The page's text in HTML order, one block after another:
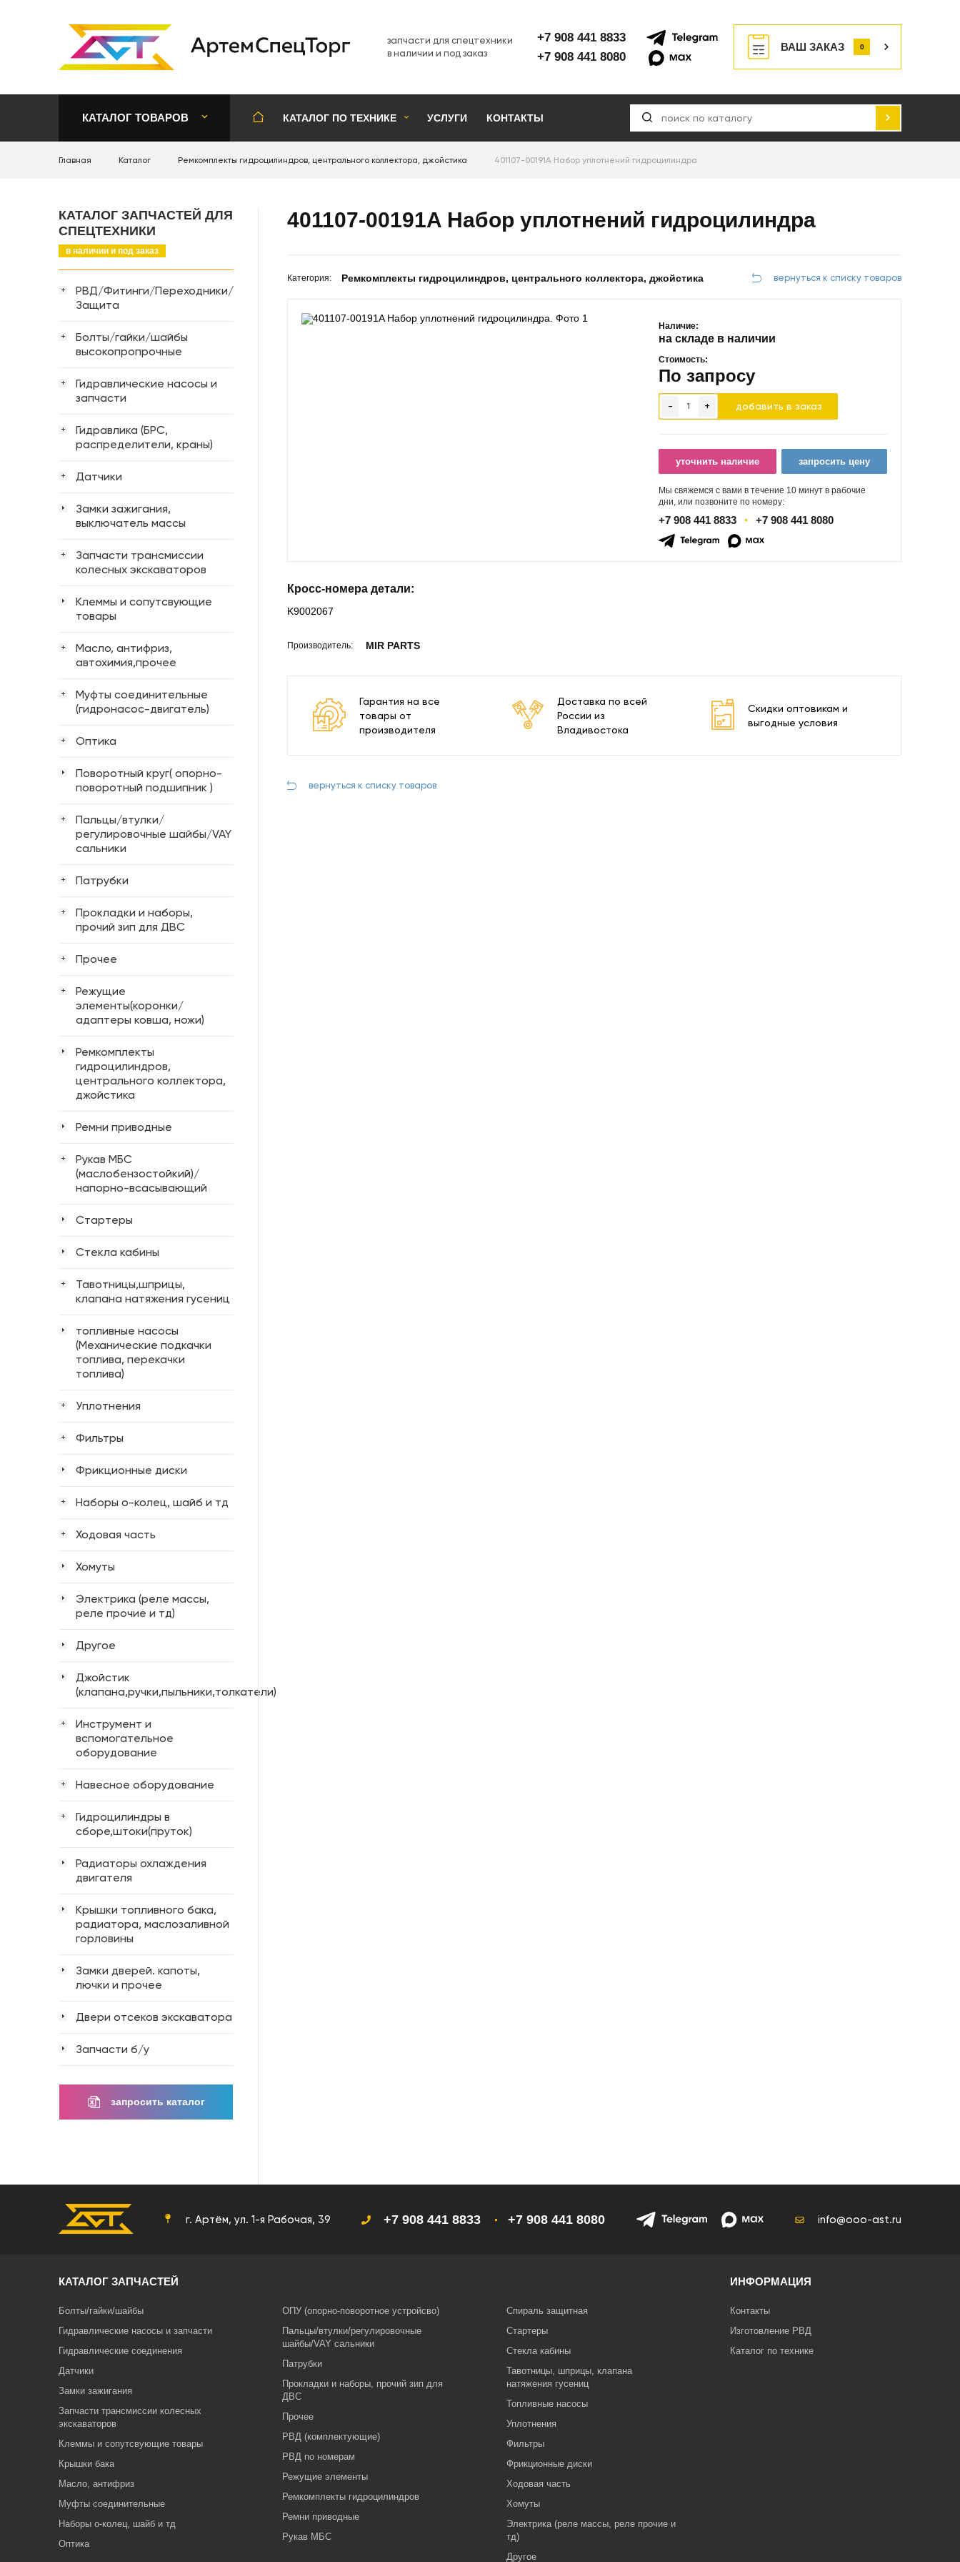
запчасти для спецтехники
в наличии и под заказ
+7 908 441 8833
+7 908 441 8080
ВАШ ЗАКАЗ 0
КАТАЛОГ ТОВАРОВ КАТАЛОГ ПО ТЕХНИКЕ УСЛУГИ КОНТАКТЫ
Главная Каталог Ремкомплекты гидроцилиндров, центрального коллектора, джойстика 401107-00191A Набор уплотнений гидроцилиндра
КАТАЛОГ ЗАПЧАСТЕЙ ДЛЯ
СПЕЦТЕХНИКИ
в наличии и под заказ
+
РВД/Фитинги/Переходники/
Защита
+
Болты/гайки/шайбы
высокопропрочные
+
Гидравлические насосы и
запчасти
+
Гидравлика (БРС,
распределители, краны)
+ Датчики
Замки зажигания,
выключатель массы
+
Запчасти трансмиссии
колесных экскаваторов
Клеммы и сопутсвующие
товары
+
Масло, антифриз,
автохимия,прочее
+
Муфты соединительные
(гидронасос-двигатель)
+ Оптика
Поворотный круг( опорно-
поворотный подшипник )
+
Пальцы/втулки/
регулировочные шайбы/VAY
сальники
+ Патрубки
+
Прокладки и наборы,
прочий зип для ДВС
+ Прочее
+
Режущие
элементы(коронки/
адаптеры ковша, ножи)
Ремкомплекты
гидроцилиндров,
центрального коллектора,
джойстика
Ремни приводные
+
Рукав МБС
(маслобензостойкий)/
напорно-всасывающий
Стартеры
Стекла кабины
+
Тавотницы,шприцы,
клапана натяжения гусениц
топливные насосы
(Механические подкачки
топлива, перекачки
топлива)
+ Уплотнения
+ Фильтры
Фрикционные диски
+ Наборы о-колец, шайб и тд
+ Ходовая часть
Хомуты
Электрика (реле массы,
реле прочие и тд)
Другое
Джойстик
(клапана,ручки,пыльники,толкатели)
+
Инструмент и
вспомогательное
оборудование
+ Навесное оборудование
+
Гидроцилиндры в
сборе,штоки(пруток)
Радиаторы охлаждения
двигателя
Крышки топливного бака,
радиатора, маслозаливной
горловины
Замки дверей. капоты,
лючки и прочее
Двери отсеков экскаватора
Запчасти б/у
запросить каталог
401107-00191A Набор уплотнений гидроцилиндра
Категория: Ремкомплекты гидроцилиндров, центрального коллектора, джойстика вернуться к списку товаров
Наличие:
на складе в наличии
Стоимость:
По запросу
- + добавить в заказ
уточнить наличие запросить цену
Мы свяжемся с вами в течение 10 минут в рабочие
дни, или позвоните по номеру:
+7 908 441 8833 +7 908 441 8080
Кросс-номера детали:
K9002067
Производитель: MIR PARTS
Гарантия на все
товары от
производителя
Доставка по всей
России из
Владивостока
Скидки оптовикам и
выгодные условия
вернуться к списку товаров
г. Артём, ул. 1-я Рабочая, 39 +7 908 441 8833 +7 908 441 8080 info@ooo-ast.ru
КАТАЛОГ ЗАПЧАСТЕЙ
Болты/гайки/шайбы
Гидравлические насосы и запчасти
Гидравлические соединения
Датчики
Замки зажигания
Запчасти трансмиссии колесных
экскаваторов
Клеммы и сопутсвующие товары
Крышки бака
Масло, антифриз
Муфты соединительные
Наборы о-колец, шайб и тд
Оптика
ОПУ (опорно-поворотное устройсво)
Пальцы/втулки/регулировочные
шайбы/VAY сальники
Патрубки
Прокладки и наборы, прочий зип для
ДВС
Прочее
РВД (комплектующие)
РВД по номерам
Режущие элементы
Ремкомплекты гидроцилиндров
Ремни приводные
Рукав МБС
Спираль защитная
Стартеры
Стекла кабины
Тавотницы, шприцы, клапана
натяжения гусениц
Топливные насосы
Уплотнения
Фильтры
Фрикционные диски
Ходовая часть
Хомуты
Электрика (реле массы, реле прочие и
тд)
Другое
ИНФОРМАЦИЯ
Контакты
Изготовление РВД
Каталог по технике